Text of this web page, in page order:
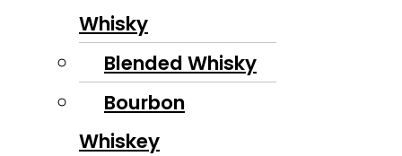
Whisky
Blended Whisky
Bourbon
Whiskey